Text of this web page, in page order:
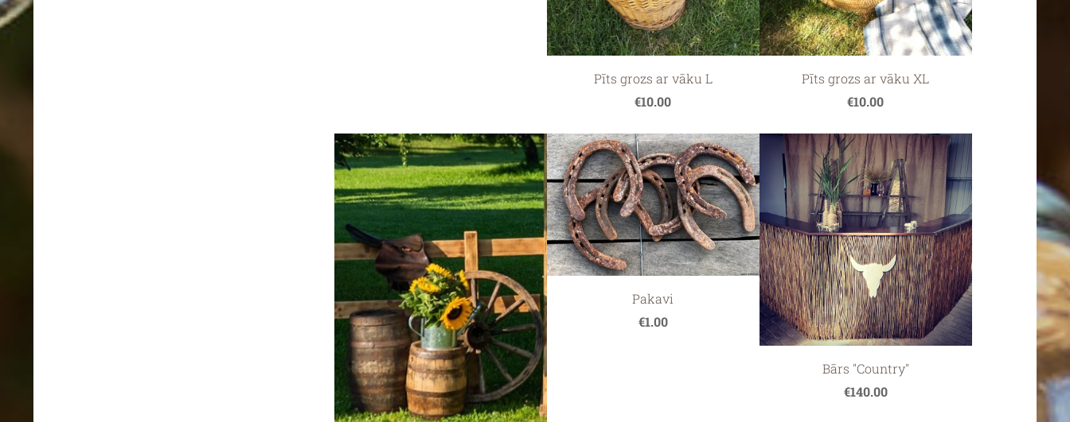
Pīts grozs ar vāku L
€10.00
Pīts grozs ar vāku XL
€10.00
Pakavi
€1.00
Bārs "Country"
€140.00